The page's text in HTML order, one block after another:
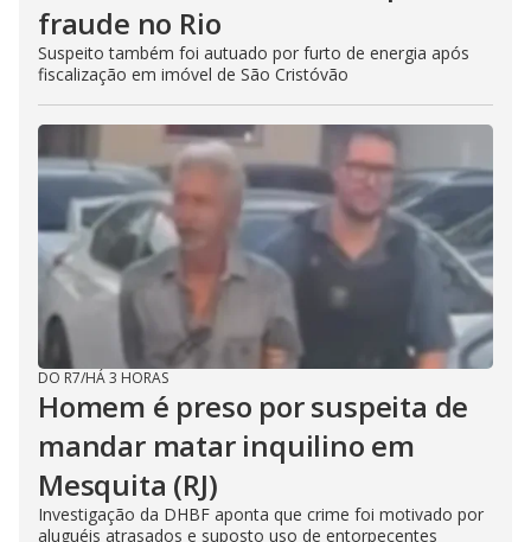
fraude no Rio
Suspeito também foi autuado por furto de energia após
fiscalização em imóvel de São Cristóvão
DO R7/HÁ 3 HORAS
Homem é preso por suspeita de
mandar matar inquilino em
Mesquita (RJ)
Investigação da DHBF aponta que crime foi motivado por
aluguéis atrasados e suposto uso de entorpecentes